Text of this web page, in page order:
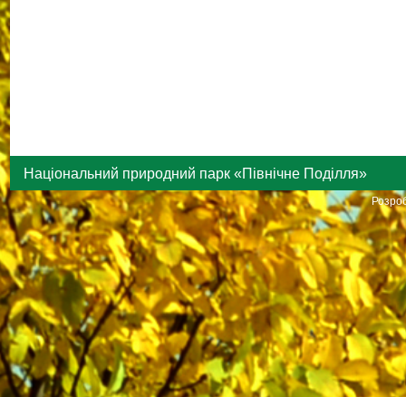
Національний природний парк «Північне Поділля»